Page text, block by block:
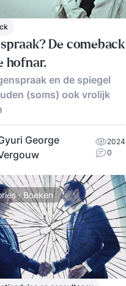
De comeback
hofnar.
en de spiegel
(soms) ook vrolijk
George
2024
0
· Boeken